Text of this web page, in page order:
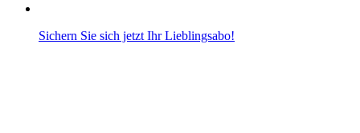
Sichern Sie sich jetzt Ihr Lieblingsabo!